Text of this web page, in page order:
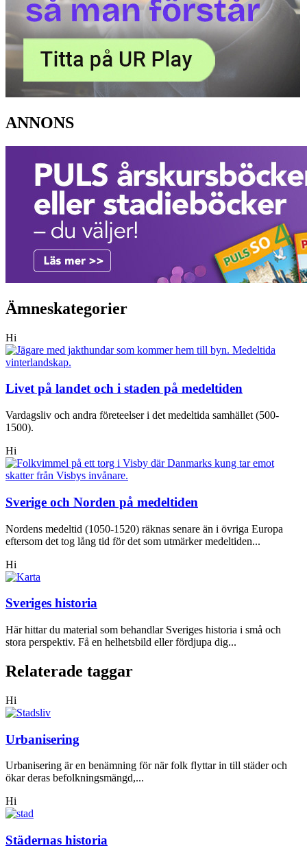
ANNONS
Ämneskategorier
Hi
Livet på landet och i staden på medeltiden
Vardagsliv och andra företeelser i det medeltida samhället (500-
1500).
Hi
Sverige och Norden på medeltiden
Nordens medeltid (1050-1520) räknas senare än i övriga Europa
eftersom det tog lång tid för det som utmärker medeltiden...
Hi
Sveriges historia
Här hittar du material som behandlar Sveriges historia i små och
stora perspektiv. Få en helhetsbild eller fördjupa dig...
Relaterade taggar
Hi
Urbanisering
Urbanisering är en benämning för när folk flyttar in till städer och
ökar deras befolkningsmängd,...
Hi
Städernas historia